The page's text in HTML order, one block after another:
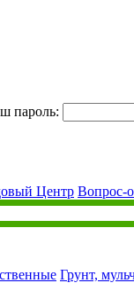
пароль:
Центр Вопрос-
Грунт,